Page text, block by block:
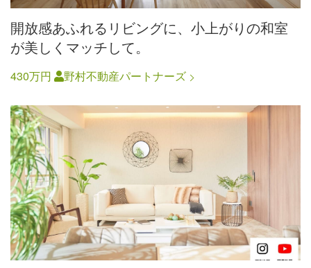
開放感あふれるリビングに、小上がりの和室
が美しくマッチして。
430万円 野村不動産パートナーズ